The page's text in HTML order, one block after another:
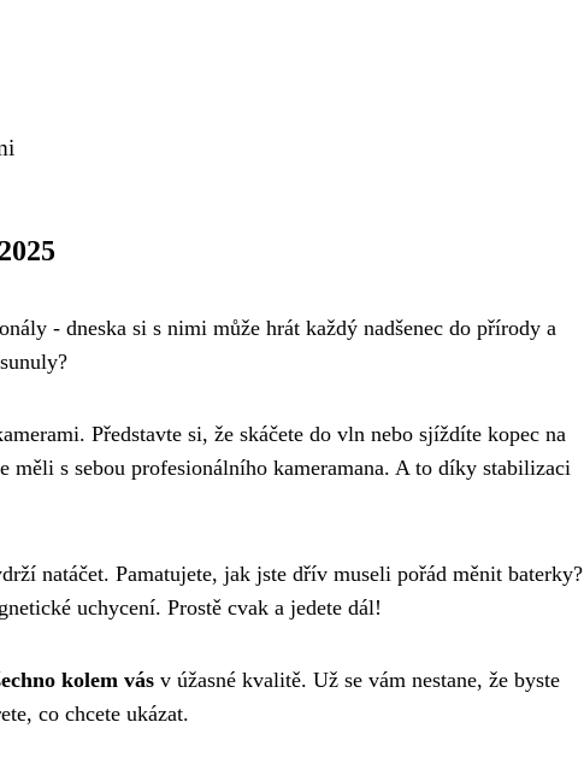
- dneska si s nimi může hrát každý nadšenec do přírody a
Představte si, že skáčete do vln nebo sjíždíte kopec na
s sebou profesionálního kameramana. A to díky stabilizaci
natáčet. Pamatujete, jak jste dřív museli pořád měnit baterky?
uchycení. Prostě cvak a jedete dál!
kolem vás v úžasné kvalitě. Už se vám nestane, že byste
co chcete ukázat.